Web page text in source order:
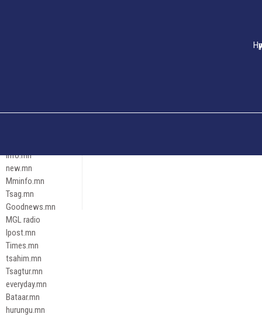
Эрх зүй
info.mn
new.mn
Mminfo.mn
Tsag.mn
Goodnews.mn
MGL radio
Ipost.mn
Times.mn
tsahim.mn
Tsagtur.mn
everyday.mn
Bataar.mn
hurungu.mn